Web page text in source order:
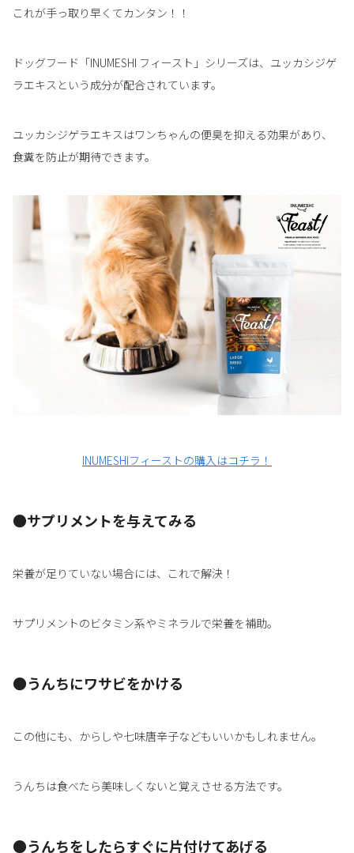
これが手っ取り早くてカンタン！！
ドッグフード「INUMESHI フィースト」シリーズは、ユッカシジゲ
ラエキスという成分が配合されています。
ユッカシジゲラエキスはワンちゃんの便臭を抑える効果があり、
食糞を防止が期待できます。
INUMESHIフィーストの購入はコチラ！
●サプリメントを与えてみる
栄養が足りていない場合には、これで解決！
サプリメントのビタミン系やミネラルで栄養を補助。
●うんちにワサビをかける
この他にも、からしや七味唐辛子などもいいかもしれません。
うんちは食べたら美味しくないと覚えさせる方法です。
●うんちをしたらすぐに片付けてあげる